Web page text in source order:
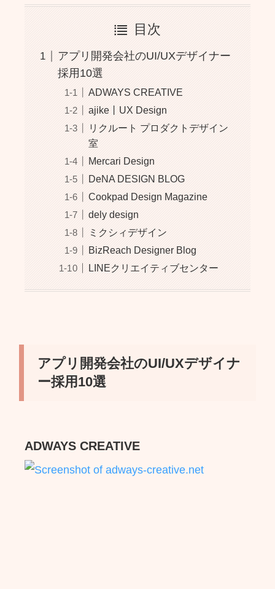
目次
アプリ開発会社のUI/UXデザイナー
採用10選
ADWAYS CREATIVE
ajike丨UX Design
リクルート プロダクトデザイン
室
Mercari Design
DeNA DESIGN BLOG
Cookpad Design Magazine
dely design
ミクシィデザイン
BizReach Designer Blog
LINEクリエイティブセンター
アプリ開発会社のUI/UXデザイナ
ー採用10選
ADWAYS CREATIVE